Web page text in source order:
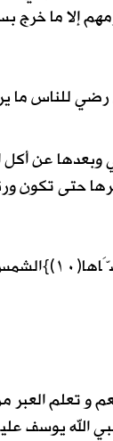
إلا ما
للناس ما
عن أكل
حتى
و تعلم
يوسف